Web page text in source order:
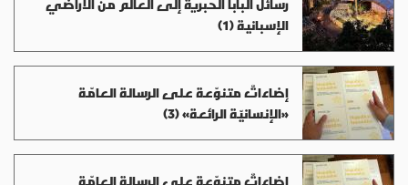
الإسبانية (1)
إضاءاتٌ متنوّعة على الرسالة العامّة
«الإنسانيّة الرائعة» (3)